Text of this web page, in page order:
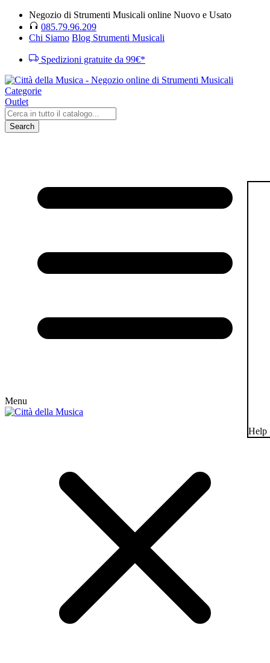
Negozio di Strumenti Musicali online Nuovo e Usato
085.79.96.209
Chi Siamo Blog Strumenti Musicali
Spedizioni gratuite da 99€*
Categorie
Outlet
Search
Menu
Help